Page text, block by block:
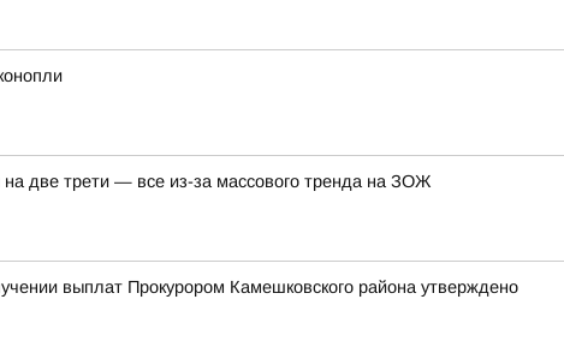
на две трети — все из-за массового тренда на ЗОЖ
выплат Прокурором Камешковского района утверждено